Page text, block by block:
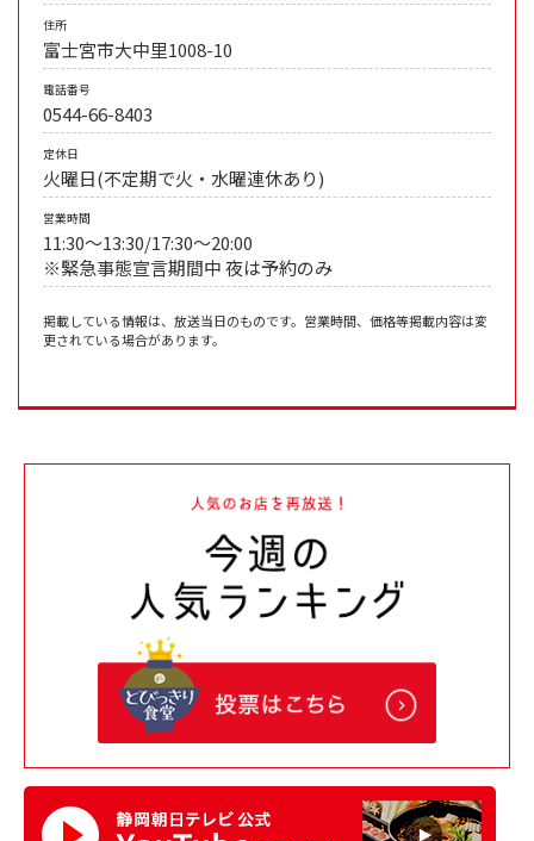
住所
富士宮市大中里1008-10
電話番号
0544-66-8403
定休日
火曜日(不定期で火・水曜連休あり)
営業時間
11:30～13:30/17:30～20:00
※緊急事態宣言期間中 夜は予約のみ
掲載している情報は、放送当日のものです。営業時間、価格等掲載内容は変
更されている場合があります。